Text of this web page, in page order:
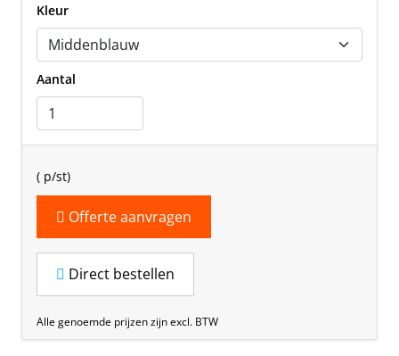
Kleur
Aantal
( p/st)
Offerte aanvragen
Direct bestellen
Alle genoemde prijzen zijn excl. BTW